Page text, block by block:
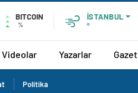
BITCOIN
%
İSTANBUL
°
Videolar Yazarlar
Politika